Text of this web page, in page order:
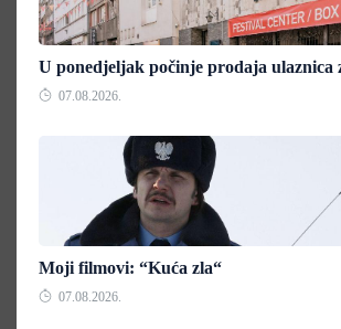
U ponedjeljak počinje prodaja ulaznica
07.08.2026.
Moji filmovi: “Kuća zla“
07.08.2026.